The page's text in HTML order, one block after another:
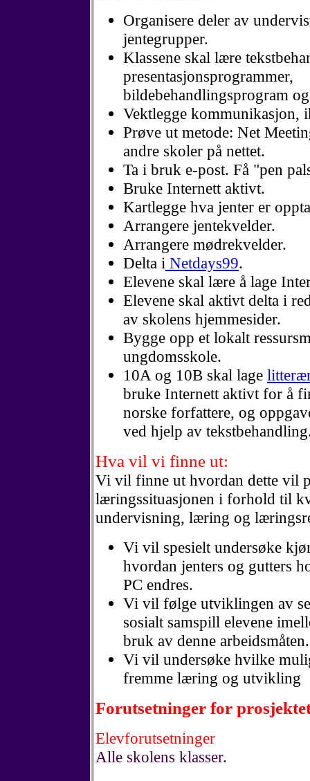
Organisere deler av
jentegrupper.
Klassene skal lære
presentasjonsprogrammer,
bildebehandlingsprogram
Vektlegge kommunikasjon,
Prøve ut metode: Net
andre skoler på nettet.
Ta i bruk e-post. Få "pen
Bruke Internett aktivt.
Kartlegge hva jenter er
Arrangere jentekvelder.
Arrangere mødrekvelder.
Delta i Netdays99.
Elevene skal lære å lage
Elevene skal aktivt delta i
av skolens hjemmesider.
Bygge opp et lokalt
ungdomsskole.
10A og 10B skal lage
bruke Internett aktivt for å
norske forfattere, og
ved hjelp av
Hva vil vi finne ut:
Vi vil finne ut hvordan dette vil
læringssituasjonen i forhold til
undervisning, læring og
Vi vil spesielt undersøke
hvordan jenters og gutters
PC endres.
Vi vil følge utviklingen av
sosialt samspill elevene
bruk av denne arbeidsmåten.
Vi vil undersøke hvilke
fremme læring og utvikling
Forutsetninger for
Elevforutsetninger
Alle skolens klasser.